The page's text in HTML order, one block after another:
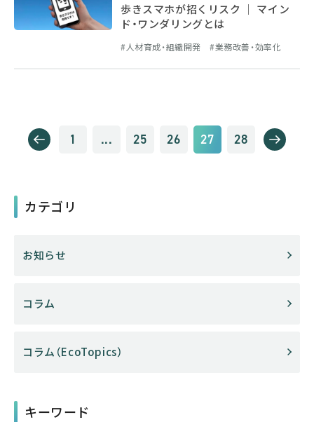
歩きスマホが招くリスク │ マイン
ド・ワンダリングとは
人材育成・組織開発 業務改善・効率化
1 ... 25 26 27 28
カテゴリ
お知らせ
コラム
コラム（EcoTopics）
キーワード